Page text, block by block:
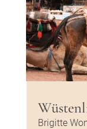
Brigitte